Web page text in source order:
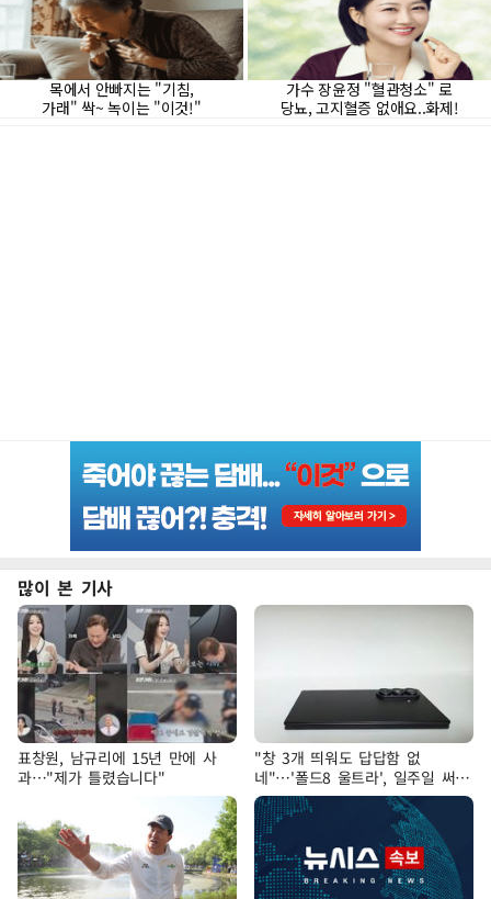
많이 본 기사
표창원, 남규리에 15년 만에 사
과…"제가 틀렸습니다"
"창 3개 띄워도 답답함 없
네"…'폴드8 울트라', 일주일 써보
니